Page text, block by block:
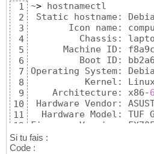
1
2
3
4
5
6
7
8
9
10
11
12
13
14
~> hostnamectl
Static hostname:
Icon name:
Chassis:
Machine ID:
Boot ID:
Operating System:
Kernel:
    Architecture: x86-
Hardware Vendor:
Hardware Model: TUF
Firmware Version:
   Firmware Date: Thu
Firmware
Si tu fais :
Code :